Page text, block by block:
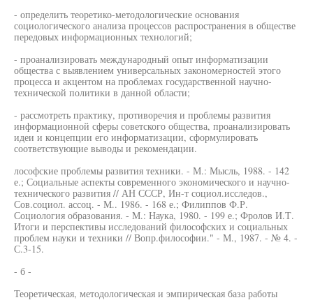
- определить теоретико-методологические основания
социологического анализа процессов распространения в обществе
передовых информационных технологий;
- проанализировать международный опыт информатизации
общества с выявлением универсальных закономерностей этого
процесса и акцентом на проблемах государственной научно-
технической политики в данной области;
- рассмотреть практику, противоречия и проблемы развития
информационной сферы советского общества, проанализировать
идеи и концепции его информатизации, сформулировать
соответствующие выводы и рекомендации.
лософские проблемы развития техники. - М.: Мысль, 1988. - 142
е.; Социальные аспекты современного экономического и научно-
технического развития // АН СССР, Ин-т социол.исследов.,
Сов.социол. ассоц. - М.. 1986. - 168 е.; Филиппов Ф.Р.
Социология образования. - М.: Наука, 1980. - 199 е.; Фролов И.Т.
Итоги и перспективы исследований философских и социальных
проблем науки и техники // Вопр.философии." - М., 1987. - № 4. -
С.3-15.
- б -
Теоретическая, методологическая и эмпирическая база работы